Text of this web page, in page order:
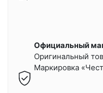
Официальный
Оригинальный
Маркировка